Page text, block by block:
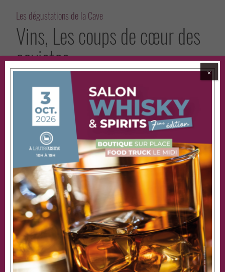
Les dégustations de la Cave
Vins, Les coups de cœur des
cavistes
VENDREDI 27 NOVEMBRE DE 19H00 À 21H30
50,00€
Rupture de stock
Description
Laissez-vous porter par la dégustation de flacons
surprenants voire exceptionnels, dénichés au grès
des rencontres de Philippe et Denis. Vous vous en
souviendrez…
A travers 6 vins et une planche gourmande.
⨉